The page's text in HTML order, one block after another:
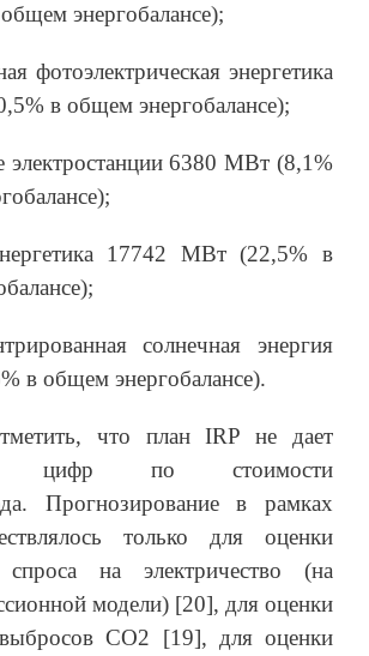
энергобалансе);
фотоэлектрическая энергетика
в общем энергобалансе);
электростанции 6380 МВт (8,1%
17742 МВт (22,5% в
солнечная энергия
в общем энергобалансе).
что план IRP не дает
цифр по стоимости
Прогнозирование в рамках
только для оценки
на электричество (на
модели) [20], для оценки
СО2 [19], для оценки